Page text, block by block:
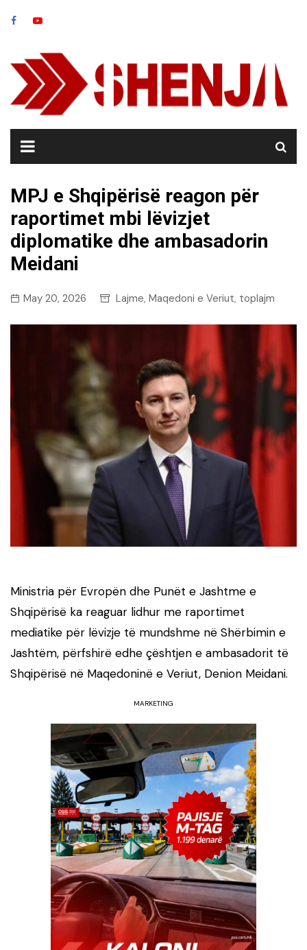
MPJ e Shqipërisë reagon për
raportimet mbi lëvizjet
diplomatike dhe ambasadorin
Meidani
May 20, 2026 Lajme, Maqedoni e Veriut, toplajm
Ministria për Evropën dhe Punët e Jashtme e
Shqipërisë ka reaguar lidhur me raportimet
mediatike për lëvizje të mundshme në Shërbimin e
Jashtëm, përfshirë edhe çështjen e ambasadorit të
Shqipërisë në Maqedoninë e Veriut, Denion Meidani.
MARKETING